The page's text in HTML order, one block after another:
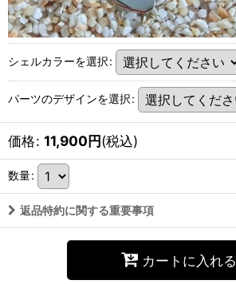
シェルカラーを選択:
パーツのデザインを選択:
価格: 11,900円(税込)
数量:
返品特約に関する重要事項
カートに入れる